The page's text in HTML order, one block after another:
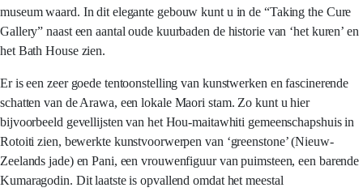
museum waard. In dit elegante gebouw kunt u in de “Taking the Cure
Gallery” naast een aantal oude kuurbaden de historie van ‘het kuren’ en
het Bath House zien.
Er is een zeer goede tentoonstelling van kunstwerken en fascinerende
schatten van de Arawa, een lokale Maori stam. Zo kunt u hier
bijvoorbeeld gevellijsten van het Hou-maitawhiti gemeenschapshuis in
Rotoiti zien, bewerkte kunstvoorwerpen van ‘greenstone’ (Nieuw-
Zeelands jade) en Pani, een vrouwenfiguur van puimsteen, een barende
Kumaragodin. Dit laatste is opvallend omdat het meestal